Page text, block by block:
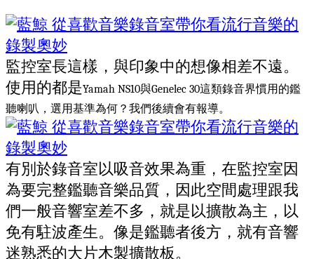
監控室長這樣，與印象中的想像相差不遠。
使用的都是Yamah NS10與Genelec 30這類錄音界慣用的鑑
聽喇叭，選用基準為何？我們後續會有報導。
有別於錄音室以吸音效果為重，在監控室因
為要完整鑑聽音樂品質，因此空間處理跟我
們一般音響室差不多，就是以擴散為主，以
免有駐波產生。像是鑑聽者後方，就有音響
迷熟悉的大片木製擴散板。